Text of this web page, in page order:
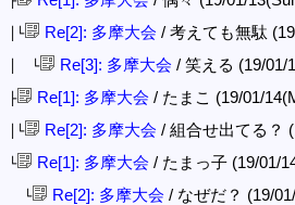
│└ Re[2]: 多摩大会 / 考えても無駄
│ └ Re[3]: 多摩大会 / 笑える (19/01/
├ Re[1]: 多摩大会 / たまこ (19/01/
│└ Re[2]: 多摩大会 / 組合せ出てる？
└ Re[1]: 多摩大会 / たまっ子 (19/01/
└ Re[2]: 多摩大会 / なぜだ？ (19/